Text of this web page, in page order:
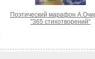
Поэтический марафон
"365 стихотворений"